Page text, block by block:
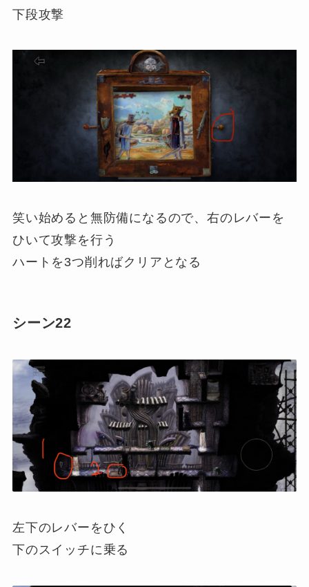
下段攻撃
笑い始めると無防備になるので、右のレバーを
ひいて攻撃を行う
ハートを3つ削ればクリアとなる
シーン22
左下のレバーをひく
下のスイッチに乗る